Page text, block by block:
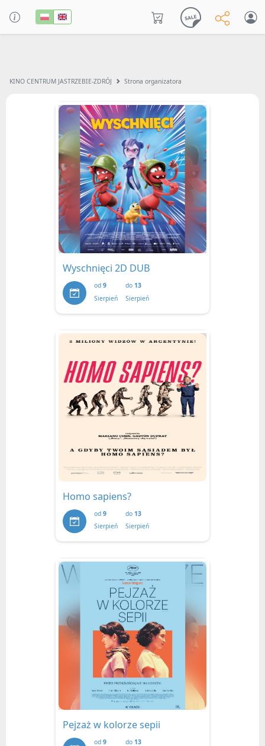
KINO CENTRUM JASTRZEBIE-ZDRÓJ Strona organizatora
Wyschnięci 2D DUB
od 9
Sierpień
do 13
Sierpień
Homo sapiens?
od 9
Sierpień
do 13
Sierpień
Pejzaż w kolorze sepii
od 9
do 13